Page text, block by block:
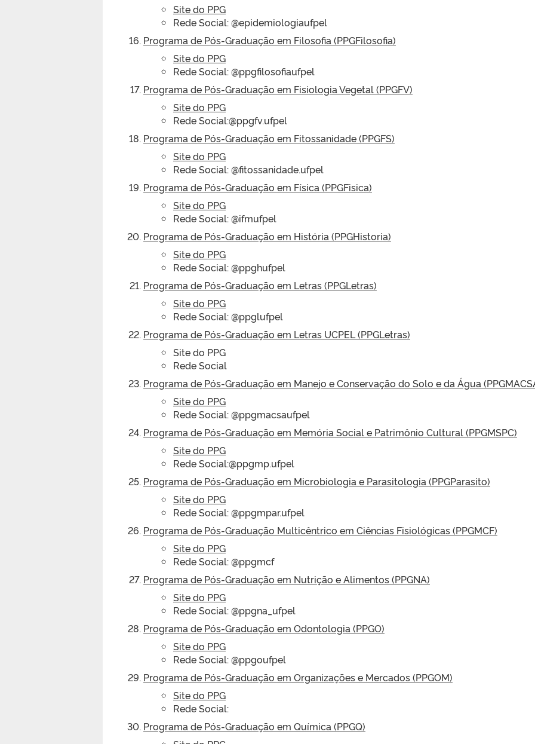
Site do PPG
Rede Social: @epidemiologiaufpel
Programa de Pós-Graduação em Filosofia (PPGFilosofia)
Site do PPG
Rede Social: @ppgfilosofiaufpel
Programa de Pós-Graduação em Fisiologia Vegetal (PPGFV)
Site do PPG
Rede Social:@ppgfv.ufpel
Programa de Pós-Graduação em Fitossanidade (PPGFS)
Site do PPG
Rede Social: @fitossanidade.ufpel
Programa de Pós-Graduação em Física (PPGFisica)
Site do PPG
Rede Social: @ifmufpel
Programa de Pós-Graduação em História (PPGHistoria)
Site do PPG
Rede Social: @ppghufpel
Programa de Pós-Graduação em Letras (PPGLetras)
Site do PPG
Rede Social: @ppglufpel
Programa de Pós-Graduação em Letras UCPEL (PPGLetras)
Site do PPG
Rede Social
Programa de Pós-Graduação em Manejo e Conservação do Solo e da Água
Site do PPG
Rede Social: @ppgmacsaufpel
Programa de Pós-Graduação em Memória Social e Patrimônio Cultural (PPGMSPC)
Site do PPG
Rede Social:@ppgmp.ufpel
Programa de Pós-Graduação em Microbiologia e Parasitologia (PPGParasito)
Site do PPG
Rede Social: @ppgmpar.ufpel
Programa de Pós-Graduação Multicêntrico em Ciências Fisiológicas (PPGMCF)
Site do PPG
Rede Social: @ppgmcf
Programa de Pós-Graduação em Nutrição e Alimentos (PPGNA)
Site do PPG
Rede Social: @ppgna_ufpel
Programa de Pós-Graduação em Odontologia (PPGO)
Site do PPG
Rede Social: @ppgoufpel
Programa de Pós-Graduação em Organizações e Mercados (PPGOM)
Site do PPG
Rede Social:
Programa de Pós-Graduação em Química (PPGQ)